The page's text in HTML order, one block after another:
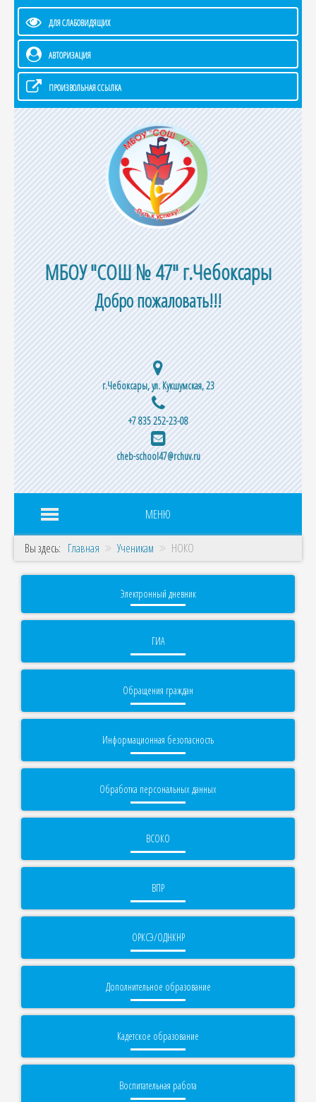
ДЛЯ СЛАБОВИДЯЩИХ
АВТОРИЗАЦИЯ
ПРОИЗВОЛЬНАЯ ССЫЛКА
МБОУ "СОШ № 47" г.Чебоксары
Добро пожаловать!!!
г.Чебоксары, ул. Кукшумская, 23
+7 835 252-23-08
cheb-school47@rchuv.ru
МЕНЮ
Вы здесь: Главная Ученикам НОКО
Электронный дневник
ГИА
Обращения граждан
Информационная безопасность
Обработка персональных данных
ВСОКО
ВПР
ОРКСЭ/ОДНКНР
Дополнительное образование
Кадетское образование
Воспитательная работа